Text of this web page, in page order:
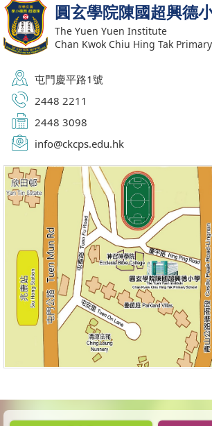
圓玄學院陳國超興德
The Yuen Yuen Institute
Chan Kwok Chiu Hing Tak
屯門慶平路1號
2448 2211
2448 3098
info@ckcps.edu.hk